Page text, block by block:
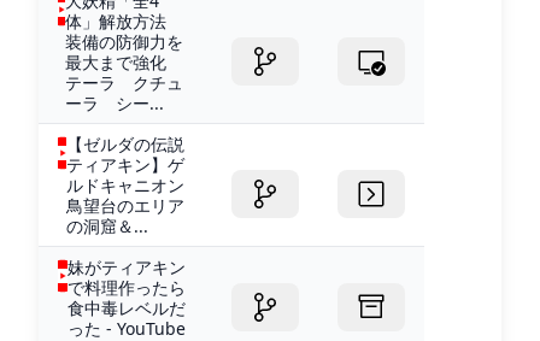
に分かれた黒い岩盤を壊すとマヨイいる茶色い 岩盤を壊
すとアカリダケと宝箱が埋まっていたり先に進めたりよ
く見ると水路沿いの道を先に進むとまた横穴鉱床がある
その後、また2つに分かれた道アカリダケとアカリ花と交
渉一番奥に砂が落ちてきてるような場所上に行ってみる
天井から表に出るそうすると地図がちょっと見れなくな
ってるプルアパッドはどこかからの位置情報を電波とか
でキャッチしているとしてどこかでその電波出してるの
かなでもそういう仕組みだとしたら、過去に戻った場合
は動くわけないんだよね…カラカラバザールに戻るとはし
っこの方に男性たちがいるしゃべってる内容がやばい基
本的に自力でコミュニティ
体」解放方法
装備の防御力を
最大まで強化
テーラ クチュ
ーラ シー...
【ゼルダの伝説
ティアキン】ゲ
ルドキャニオン
鳥望台のエリア
の洞窟＆...
妹がティアキン
で料理作ったら
食中毒レベルだ
った - YouTube